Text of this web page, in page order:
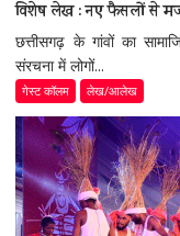
विशेष लेख : नए फैसलों से
छत्तीसगढ़ के गांवों का
संरचना में लोगों...
गेस्ट कॉलम लेख/आलेख